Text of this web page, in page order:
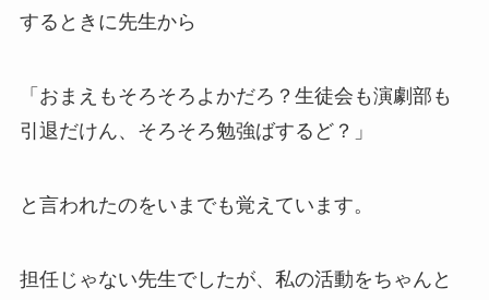
するときに先生から
「おまえもそろそろよかだろ？生徒会も演劇部も
引退だけん、そろそろ勉強ばするど？」
と言われたのをいまでも覚えています。
担任じゃない先生でしたが、私の活動をちゃんと